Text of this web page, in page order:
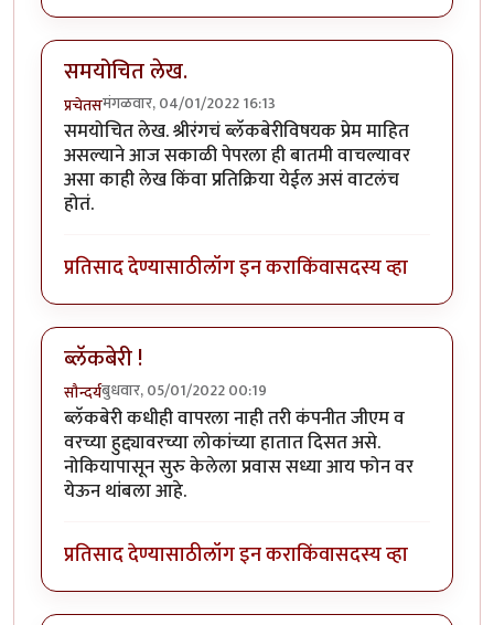
समयोचित लेख.
प्रचेतसमंगळवार, 04/01/2022 16:13
समयोचित लेख. श्रीरंगचं ब्लॅकबेरीविषयक प्रेम माहित
असल्याने आज सकाळी पेपरला ही बातमी वाचल्यावर
असा काही लेख किंवा प्रतिक्रिया येईल असं वाटलंच
होतं.
प्रतिसाद देण्यासाठीलॉग इन कराकिंवासदस्य व्हा
ब्लॅकबेरी !
सौन्दर्यबुधवार, 05/01/2022 00:19
ब्लॅकबेरी कधीही वापरला नाही तरी कंपनीत जीएम व
वरच्या हुद्द्यावरच्या लोकांच्या हातात दिसत असे.
नोकियापासून सुरु केलेला प्रवास सध्या आय फोन वर
येऊन थांबला आहे.
प्रतिसाद देण्यासाठीलॉग इन कराकिंवासदस्य व्हा